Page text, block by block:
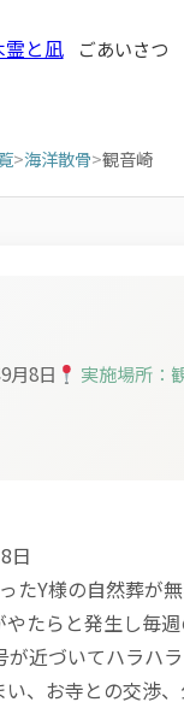
ごあいさつ
>海洋散骨>観音崎
月8日 実施場所：
日
たY様の自然葬が無
たらと発生し毎週
が近づいてハラハ
、お寺との交渉